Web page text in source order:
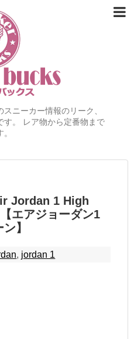
ニーカー情報のリーク、
す。 レア物から定番物まで
Jordan 1 High
エアジョーダン1
】
, jordan 1